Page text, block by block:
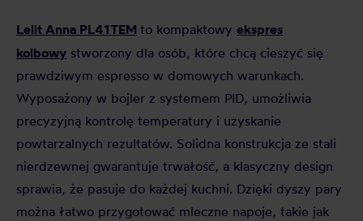
Lelit Anna PL41TEM to kompaktowy ekspres
kolbowy stworzony dla osób, które chcą cieszyć się
prawdziwym espresso w domowych warunkach.
Wyposażony w bojler z systemem PID, umożliwia
precyzyjną kontrolę temperatury i uzyskanie
powtarzalnych rezultatów. Solidna konstrukcja ze stali
nierdzewnej gwarantuje trwałość, a klasyczny design
sprawia, że pasuje do każdej kuchni. Dzięki dyszy pary
można łatwo przygotować mleczne napoje, takie jak